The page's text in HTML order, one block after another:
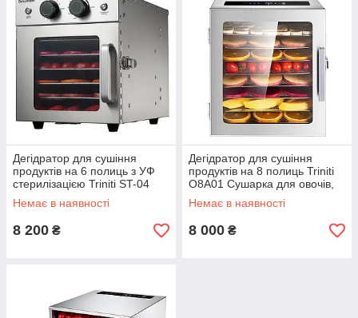
Дегідратор для сушіння
продуктів на 6 полиць з УФ
стерилізацією Triniti ST-04
Сушарка для овочів, фруктів,
м'яса, пастили
Немає в наявності
8 200 ₴
Дегідратор для сушіння
продуктів на 8 полиць Triniti
O8A01 Сушарка для овочів,
фруктів, м'яса, пастили
Немає в наявності
8 000 ₴